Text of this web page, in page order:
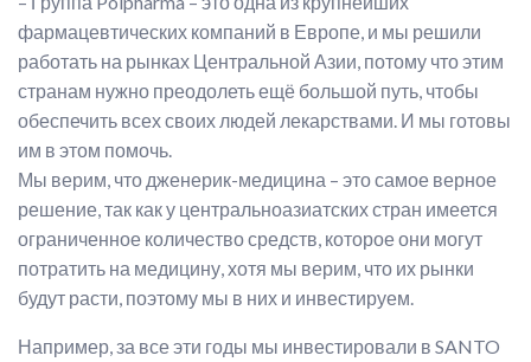
фармацевтических компаний в Европе, и мы решили
работать на рынках Центральной Азии, потому что этим
странам нужно преодолеть ещё большой путь, чтобы
обеспечить всех своих людей лекарствами. И мы готовы
им в этом помочь.
Мы верим, что дженерик-медицина – это самое верное
решение, так как у центральноазиатских стран имеется
ограниченное количество средств, которое они могут
потратить на медицину, хотя мы верим, что их рынки
будут расти, поэтому мы в них и инвестируем.
Например, за все эти годы мы инвестировали в SANTO